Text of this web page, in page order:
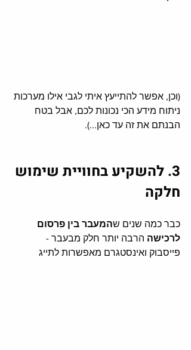
(וכן, אפשר להתייעץ איתי לגבי אילו מערכות
ניתוח מידע הכי נכונות לכם, אבל בטח
הבנתם את זה עד כאן...).
3. להשקיע בחוויית שימוש
חלקה
כבר כמה שנים שהמעבר בין פרסום
לרכישה הרבה יותר חלק מבעבר -
פייסבוק ואינסטגרם מאפשרות לתייג